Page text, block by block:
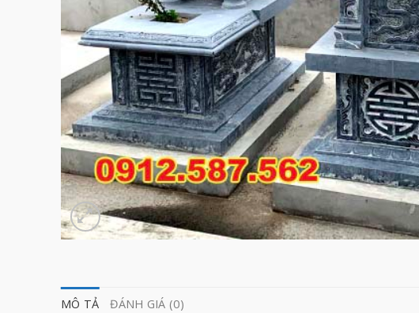
MÔ TẢ ĐÁNH GIÁ (0)